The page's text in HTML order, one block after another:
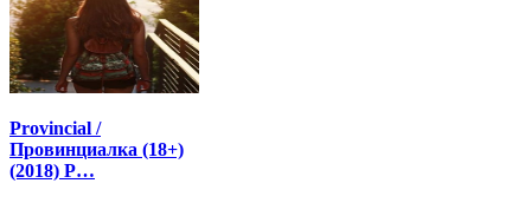
Provincial /
Провинциалка (18+)
(2018) P…